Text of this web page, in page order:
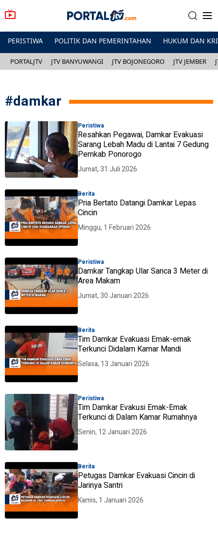
PERISTIWA POLITIK DAN PEMERINTAHAN HUKUM DAN
PORTALJTV JTV BANYUWANGI JTV BOJONEGORO JTV JEMBER
#damkar
Peristiwa
Resahkan Pegawai, Damkar Evakuasi
Sarang Lebah Madu di Lantai 7 Gedung
Pemkab Ponorogo
Jumat, 31 Juli 2026
Berita
Pria Bertato Datangi Damkar Lepas
Cincin
Minggu, 1 Februari 2026
Peristiwa
Damkar Tangkap Ular Sanca 3 Meter di
Area Makam
Jumat, 30 Januari 2026
Berita
Tim Damkar Evakuasi Emak-emak
Terkunci Didalam Kamar Mandi
Selasa, 13 Januari 2026
Peristiwa
Tim Damkar Evakusi Emak-Emak
Terkunci di Dalam Kamar Rumahnya
Senin, 12 Januari 2026
Berita
Petugas Damkar Evakuasi Cincin di
Jarinya Santri
Kamis, 1 Januari 2026